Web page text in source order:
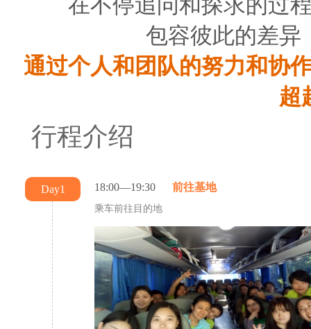
包容彼此的差异
通过个人和团队的努力和协
超
行程介绍
Day1 18:00—19:30 前往基地
乘车前往目的地